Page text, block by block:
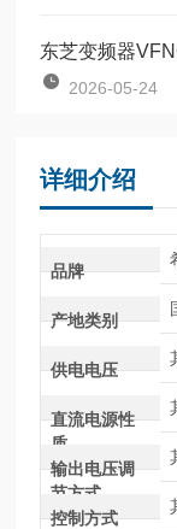
2026-05-24
详细介绍
品牌
产地类别
供电电压
直流电源性
质
输出电压调
节方式
控制方式